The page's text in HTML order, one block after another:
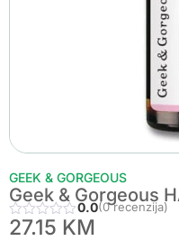
GEEK & GORGEOUS
Geek & Gorgeous
0.0(0 recenzija)
27.15 KM